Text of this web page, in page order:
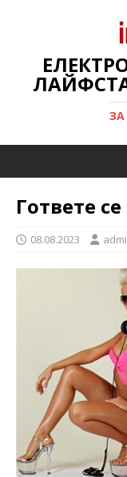
Гответе
08.08.2023